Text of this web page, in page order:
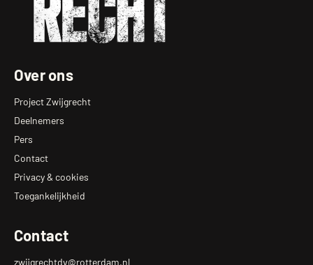
Over ons
Project Zwijgrecht
Deelnemers
Pers
Contact
Privacy & cookies
Toegankelijkheid
Contact
zwijgrechtdv@rotterdam.nl